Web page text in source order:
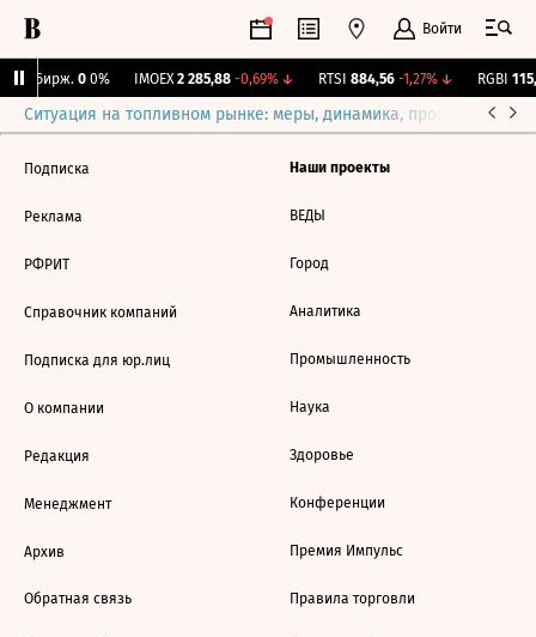
Войти
Бирж. 0 0% IMOEX 2 285,88 -0,69%↓ RTSI 884,56 -1,27%↓ RGBI
Ситуация на топливном рынке: меры, динамика, прогнозы
Подписка
Реклама
РФРИТ
Справочник компаний
Подписка для юр.лиц
О компании
Редакция
Менеджмент
Архив
Обратная связь
Наши проекты
ВЕДЫ
Город
Аналитика
Промышленность
Наука
Здоровье
Конференции
Премия Импульс
Правила торговли